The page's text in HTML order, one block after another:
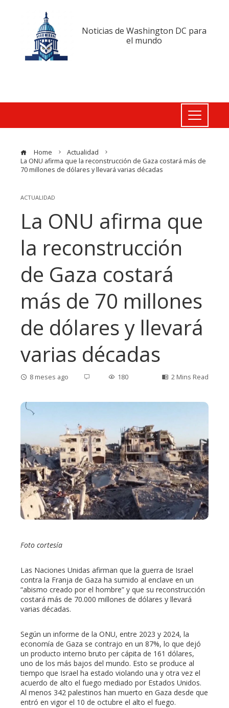
Noticias de Washington DC para
el mundo
Home
Actualidad
La ONU afirma que la reconstrucción de Gaza costará más de
70 millones de dólares y llevará varias décadas
ACTUALIDAD
La ONU afirma que
la reconstrucción
de Gaza costará
más de 70 millones
de dólares y llevará
varias décadas
8 meses ago 180 2 Mins Read
Foto cortesía
Las Naciones Unidas afirman que la guerra de Israel
contra la Franja de Gaza ha sumido al enclave en un
“abismo creado por el hombre” y que su reconstrucción
costará más de 70.000 millones de dólares y llevará
varias décadas.
Según un informe de la ONU, entre 2023 y 2024, la
economía de Gaza se contrajo en un 87%, lo que dejó
un producto interno bruto per cápita de 161 dólares,
uno de los más bajos del mundo. Esto se produce al
tiempo que Israel ha estado violando una y otra vez el
acuerdo de alto el fuego mediado por Estados Unidos.
Al menos 342 palestinos han muerto en Gaza desde que
entró en vigor el 10 de octubre el alto el fuego.